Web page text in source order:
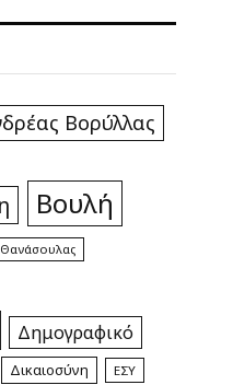
Βορύλλας
Βουλή
Δημογραφικό
Δικαιοσύνη ΕΣΥ